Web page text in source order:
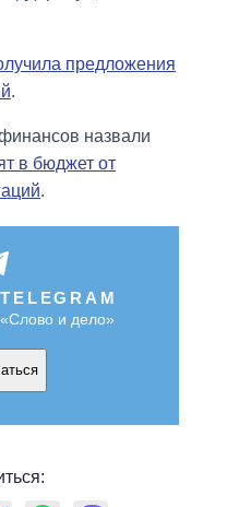
предложения
.
назвали
в бюджет от
.
и дело»